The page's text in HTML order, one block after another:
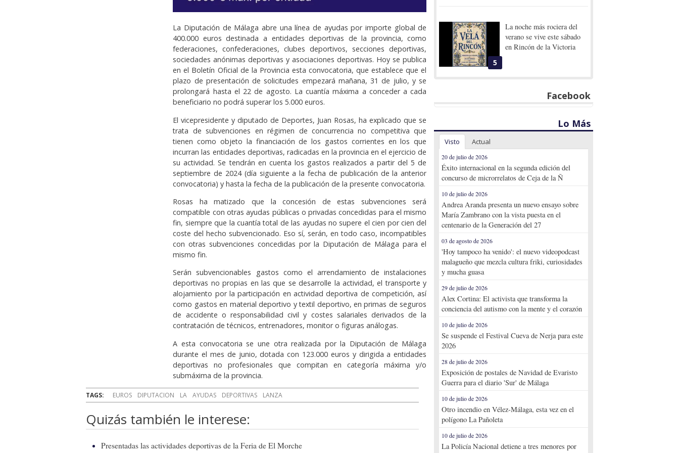
La Diputación de Málaga abre una línea de ayudas por importe global de
400.000 euros destinada a entidades deportivas de la provincia, como
federaciones, confederaciones, clubes deportivos, secciones deportivas,
sociedades anónimas deportivas y asociaciones deportivas. Hoy se publica
en el Boletín Oficial de la Provincia esta convocatoria, que establece que el
plazo de presentación de solicitudes empezará mañana, 31 de julio, y se
prolongará hasta el 22 de agosto. La cuantía máxima a conceder a cada
beneficiario no podrá superar los 5.000 euros.
El vicepresidente y diputado de Deportes, Juan Rosas, ha explicado que se
trata de subvenciones en régimen de concurrencia no competitiva que
tienen como objeto la financiación de los gastos corrientes en los que
incurran las entidades deportivas, radicadas en la provincia en el ejercicio de
su actividad. Se tendrán en cuenta los gastos realizados a partir del 5 de
septiembre de 2024 (día siguiente a la fecha de publicación de la anterior
convocatoria) y hasta la fecha de la publicación de la presente convocatoria.
Rosas ha matizado que la concesión de estas subvenciones será
compatible con otras ayudas públicas o privadas concedidas para el mismo
fin, siempre que la cuantía total de las ayudas no supere el cien por cien del
coste del hecho subvencionado. Eso sí, serán, en todo caso, incompatibles
con otras subvenciones concedidas por la Diputación de Málaga para el
mismo fin.
Serán subvencionables gastos como el arrendamiento de instalaciones
deportivas no propias en las que se desarrolle la actividad, el transporte y
alojamiento por la participación en actividad deportiva de competición, así
como gastos en material deportivo y textil deportivo, en primas de seguros
de accidente o responsabilidad civil y costes salariales derivados de la
contratación de técnicos, entrenadores, monitor o figuras análogas.
A esta convocatoria se une otra realizada por la Diputación de Málaga
durante el mes de junio, dotada con 123.000 euros y dirigida a entidades
deportivas no profesionales que compitan en categoría máxima y/o
submáxima de la provincia.
TAGS: EUROS DIPUTACION LA AYUDAS DEPORTIVAS LANZA
Quizás también le interese:
Presentadas las actividades deportivas de la Feria de El Morche
5
La noche más rociera del
verano se vive este sábado
en Rincón de la Victoria
Facebook
Lo Más
Visto Actual
20 de julio de 2026
Éxito internacional en la segunda edición del
concurso de microrrelatos de Ceja de la Ñ
10 de julio de 2026
Andrea Aranda presenta un nuevo ensayo sobre
María Zambrano con la vista puesta en el
centenario de la Generación del 27
03 de agosto de 2026
'Hoy tampoco ha venido': el nuevo videopodcast
malagueño que mezcla cultura friki, curiosidades
y mucha guasa
29 de julio de 2026
Alex Cortina: El activista que transforma la
conciencia del autismo con la mente y el corazón
10 de julio de 2026
Se suspende el Festival Cueva de Nerja para este
2026
28 de julio de 2026
Exposición de postales de Navidad de Evaristo
Guerra para el diario 'Sur' de Málaga
10 de julio de 2026
Otro incendio en Vélez-Málaga, esta vez en el
polígono La Pañoleta
10 de julio de 2026
La Policía Nacional detiene a tres menores por